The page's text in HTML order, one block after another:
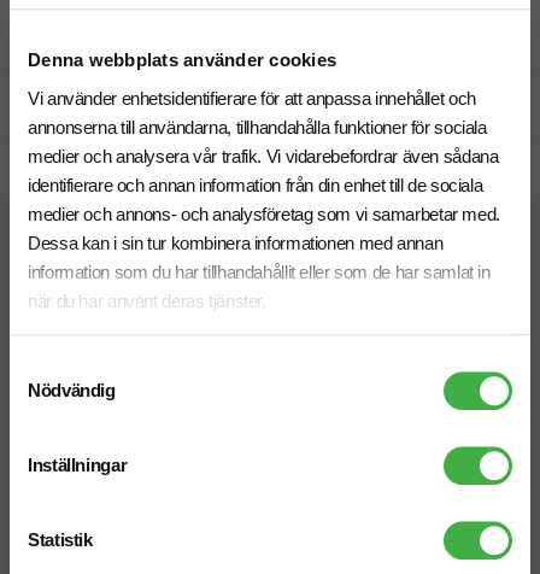
Denna webbplats använder cookies
Vi använder enhetsidentifierare för att anpassa innehållet och
annonserna till användarna, tillhandahålla funktioner för sociala
medier och analysera vår trafik. Vi vidarebefordrar även sådana
identifierare och annan information från din enhet till de sociala
medier och annons- och analysföretag som vi samarbetar med.
Dessa kan i sin tur kombinera informationen med annan
information som du har tillhandahållit eller som de har samlat in
när du har använt deras tjänster.
Nödvändig
Inställningar
Statistik
Prisgaranti
Snabb leverans
Relaterade produkter